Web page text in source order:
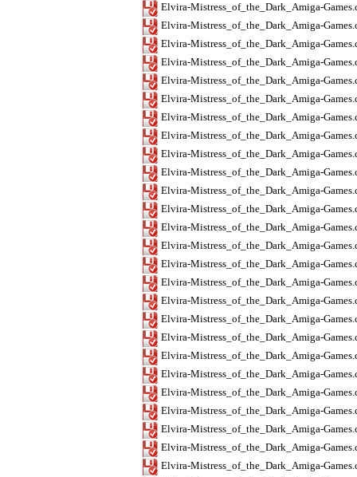
Elvira-Mistress_of_the_Dark_Amiga-
Elvira-Mistress_of_the_Dark_Amiga-
Elvira-Mistress_of_the_Dark_Amiga-
Elvira-Mistress_of_the_Dark_Amiga-
Elvira-Mistress_of_the_Dark_Amiga-
Elvira-Mistress_of_the_Dark_Amiga-
Elvira-Mistress_of_the_Dark_Amiga-
Elvira-Mistress_of_the_Dark_Amiga-
Elvira-Mistress_of_the_Dark_Amiga-
Elvira-Mistress_of_the_Dark_Amiga-
Elvira-Mistress_of_the_Dark_Amiga-
Elvira-Mistress_of_the_Dark_Amiga-
Elvira-Mistress_of_the_Dark_Amiga-
Elvira-Mistress_of_the_Dark_Amiga-
Elvira-Mistress_of_the_Dark_Amiga-
Elvira-Mistress_of_the_Dark_Amiga-
Elvira-Mistress_of_the_Dark_Amiga-
Elvira-Mistress_of_the_Dark_Amiga-
Elvira-Mistress_of_the_Dark_Amiga-
Elvira-Mistress_of_the_Dark_Amiga-
Elvira-Mistress_of_the_Dark_Amiga-
Elvira-Mistress_of_the_Dark_Amiga-
Elvira-Mistress_of_the_Dark_Amiga-
Elvira-Mistress_of_the_Dark_Amiga-
Elvira-Mistress_of_the_Dark_Amiga-
Elvira-Mistress_of_the_Dark_Amiga-